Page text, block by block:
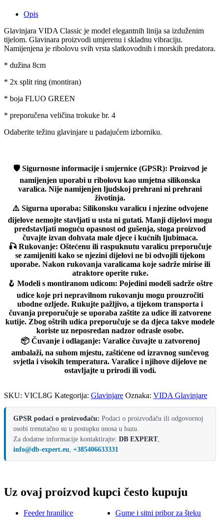
Opis
Glavinjara VIDA Classic je model elegantnih linija sa izduženim
tijelom. Glavinara proizvodi umjerenu i skladnu vibraciju.
Namijenjena je ribolovu svih vrsta slatkovodnih i morskih predatora.
* dužina 8cm
* 2x split ring (montiran)
* boja FLUO GREEN
* preporučena veličina trokuke br. 4
Odaberite težinu glavinjare u padajućem izborniku.
🛡️ Sigurnosne informacije i smjernice (GPSR): Proizvod je
namijenjen uporabi u ribolovu kao umjetna silikonska
varalica. Nije namijenjen ljudskoj prehrani ni prehrani
životinja.
⚠️ Sigurna uporaba: Silikonsku varalicu i njezine odvojene
dijelove nemojte stavljati u usta ni gutati. Manji dijelovi mogu
predstavljati moguću opasnost od gušenja, stoga proizvod
čuvajte izvan dohvata male djece i kućnih ljubimaca.
🎣 Rukovanje: Oštećenu ili raspuknutu varalicu preporučuje
se zamijeniti kako se njezini dijelovi ne bi odvojili tijekom
uporabe. Nakon rukovanja varalicama koje sadrže mirise ili
atraktore operite ruke.
🪝 Modeli s montiranom udicom: Pojedini modeli sadrže oštre
udice koje pri nepravilnom rukovanju mogu prouzročiti
ubodne ozljede. Rukujte pažljivo, a tijekom transporta i
čuvanja preporučuje se uporaba zaštite za udice ili zatvorene
kutije. Zbog oštrih udica preporučuje se da djeca takve modele
koriste uz neposredan nadzor odrasle osobe.
📦 Čuvanje i odlaganje: Varalice čuvajte u zatvorenoj
ambalaži, na suhom mjestu, zaštićene od izravnog sunčevog
svjetla i visokih temperatura. Varalice i njihove dijelove ne
ostavljajte u prirodi ili vodi.
SKU: VICL8G Kategorija: Glavinjare Oznaka: VIDA Glavinjare
GPSR podaci o proizvođaču: Podaci o proizvođaču ili odgovornoj
osobi trenutačno su u postupku unosa u bazu.
Za dodatne informacije kontaktirajte: DB EXPERT,
info@db-expert.eu, +385406633331
Uz ovaj proizvod kupci često kupuju
Feeder hranilice Gume i sitni pribor za šteku